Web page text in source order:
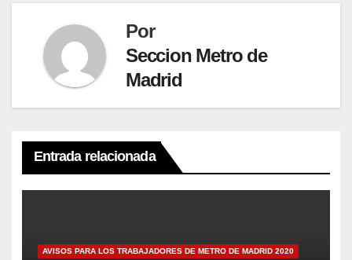
Por
Seccion Metro de
Madrid
Entrada relacionada
AVISOS PARA LOS TRABAJADORES DE METRO DE MADRID 2020